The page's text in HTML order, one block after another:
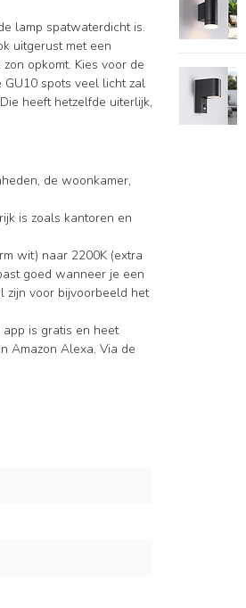
lamp spatwaterdicht is.
uitgerust met een
opkomt. Kies voor de
spots veel licht zal
heeft hetzelfde uiterlijk,
de woonkamer,
is zoals kantoren en
wit) naar 2200K (extra
goed wanneer je een
zijn voor bijvoorbeeld het
is gratis en heet
Amazon Alexa. Via de